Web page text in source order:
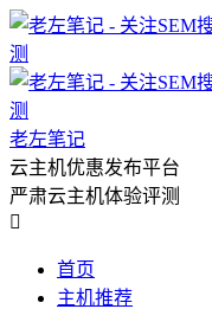
老左笔记
云主机优惠发布平台
严肃云主机体验评测

首页
主机推荐